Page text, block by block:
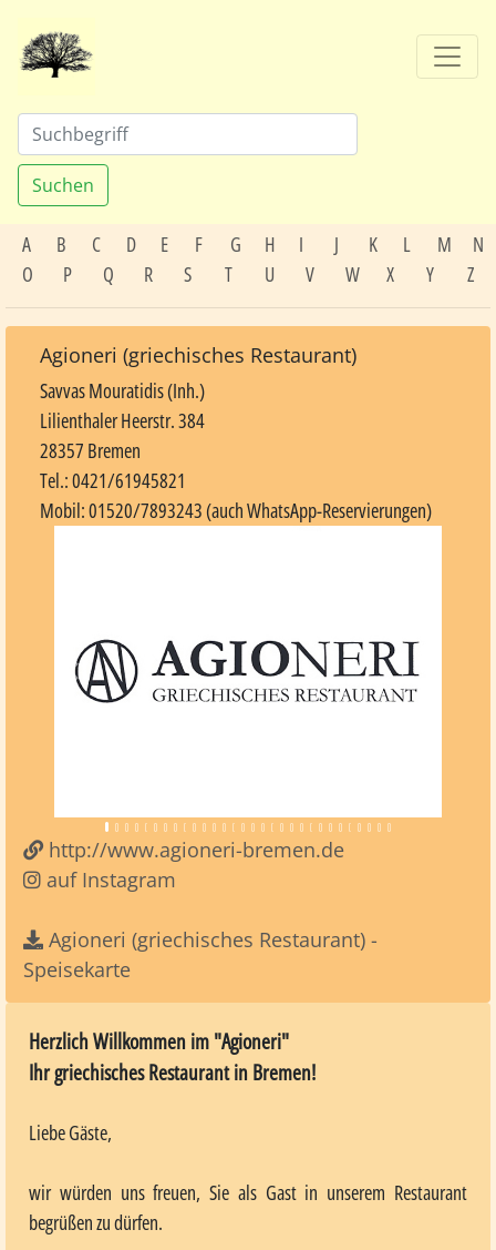
Suchen
A B C D E F G H I J K L M
N
O
P Q R S T U V W X Y Z
Agioneri (griechisches Restaurant)
Savvas Mouratidis (Inh.)
Lilienthaler Heerstr. 384
28357 Bremen
Tel.: 0421/61945821
Mobil: 01520/7893243 (auch WhatsApp-Reservierungen)
Vorheriges
http://www.agioneri-bremen.de
auf Instagram
Agioneri (griechisches Restaurant) -
Speisekarte
Herzlich Willkommen im "Agioneri"
Ihr griechisches Restaurant in Bremen!
Liebe Gäste,
wir würden uns freuen, Sie als Gast in unserem Restaurant
begrüßen zu dürfen.